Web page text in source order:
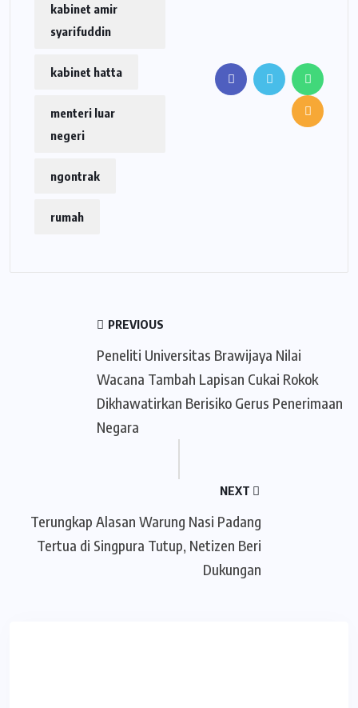
kabinet amir
syarifuddin
kabinet hatta
menteri luar
negeri
ngontrak
rumah
PREVIOUS
Peneliti Universitas Brawijaya Nilai
Wacana Tambah Lapisan Cukai Rokok
Dikhawatirkan Berisiko Gerus Penerimaan
Negara
NEXT
Terungkap Alasan Warung Nasi Padang
Tertua di Singpura Tutup, Netizen Beri
Dukungan